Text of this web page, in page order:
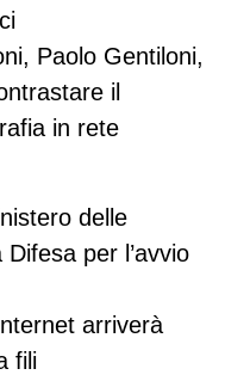
Paolo Gentiloni,
il
in rete
delle
per l’avvio
arriverà
fili